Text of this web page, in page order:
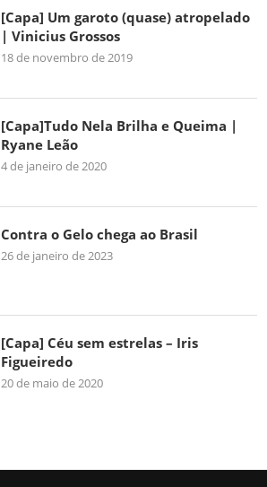
[Capa] Um garoto (quase) atropelado
| Vinicius Grossos
18 de novembro de 2019
[Capa]Tudo Nela Brilha e Queima |
Ryane Leão
4 de janeiro de 2020
Contra o Gelo chega ao Brasil
26 de janeiro de 2023
[Capa] Céu sem estrelas – Iris
Figueiredo
20 de maio de 2020